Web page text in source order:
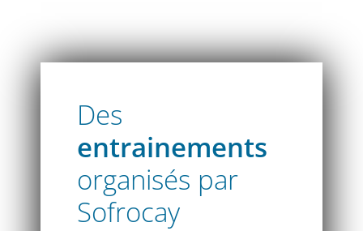
Des
entrainements
organisés par
Sofrocay